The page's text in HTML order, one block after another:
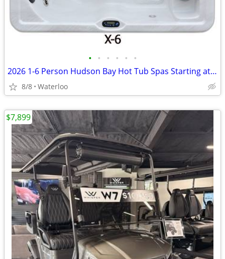
• • • • • •
2026 1-6 Person Hudson Bay Hot Tub Spas Starting at $2499
8/8 Waterloo
$7,899